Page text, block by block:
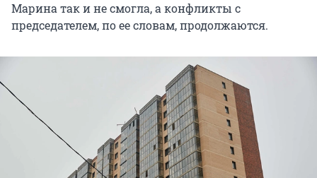
Марина так и не смогла, а конфликты с
председателем, по ее словам, продолжаются.